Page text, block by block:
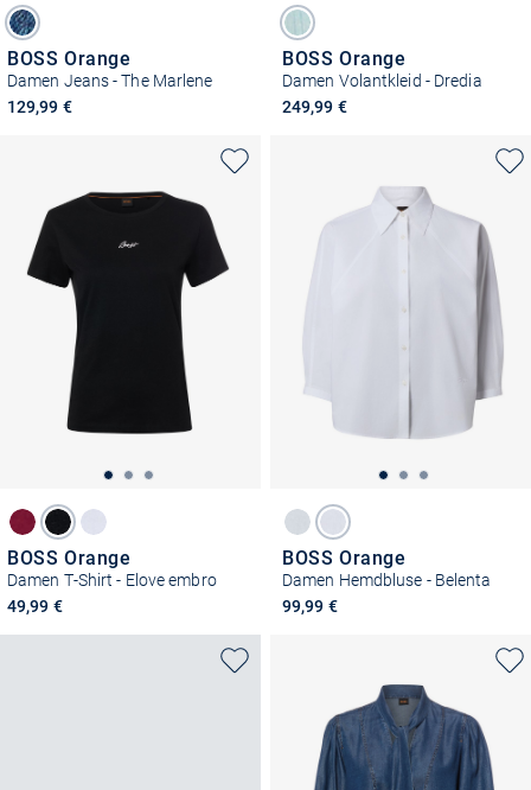
BOSS Orange
Damen Jeans - The Marlene
129,99 €
BOSS Orange
Damen Volantkleid - Dredia
249,99 €
BOSS Orange
Damen T-Shirt - Elove embro
49,99 €
BOSS Orange
Damen Hemdbluse - Belenta
99,99 €